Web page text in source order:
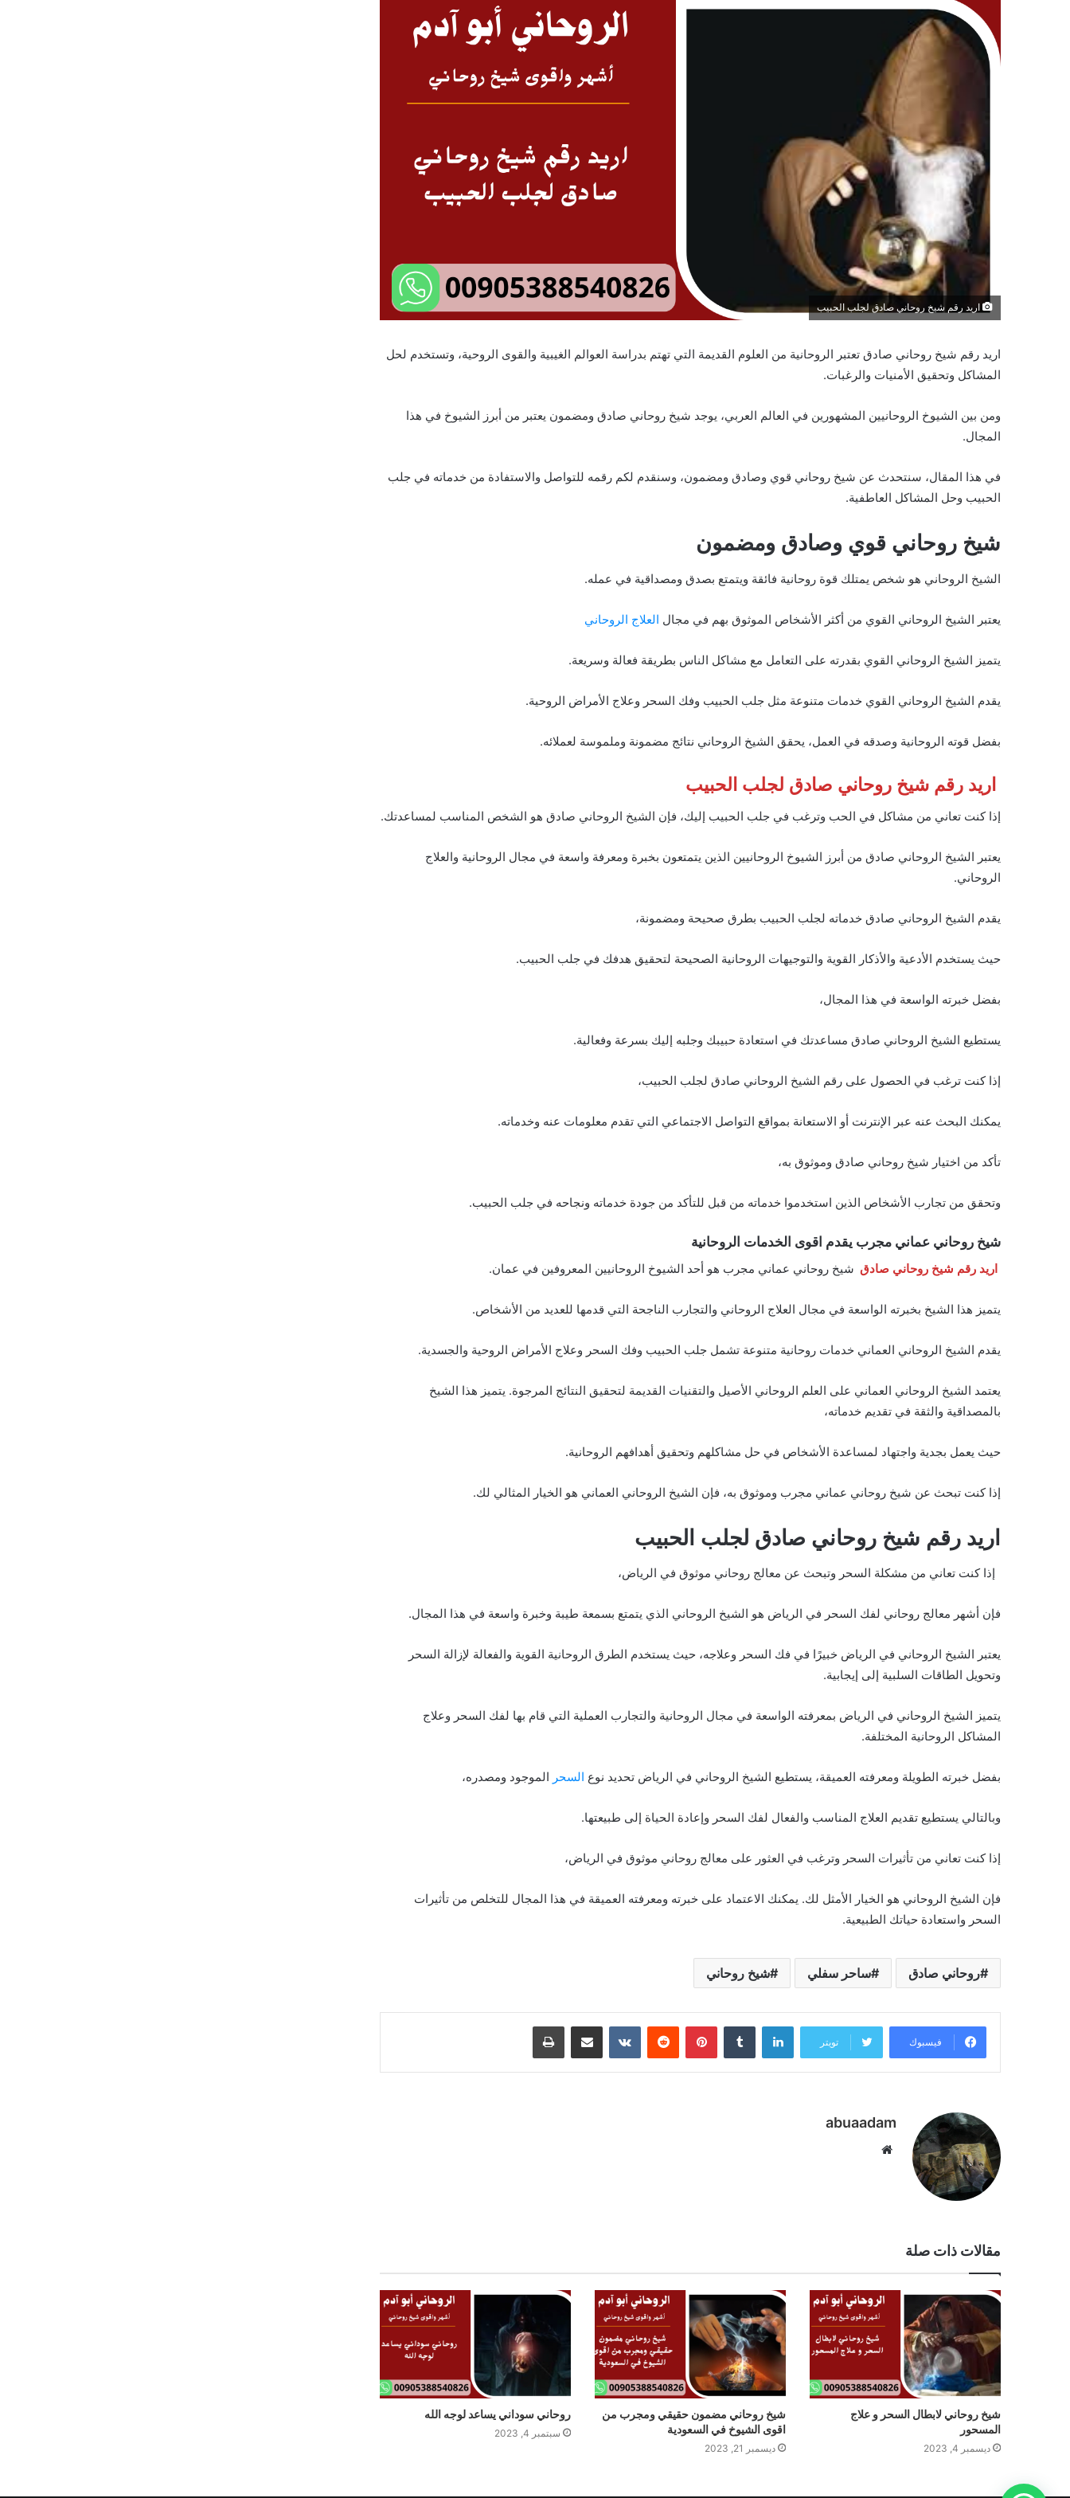
اريد رقم شيخ روحاني صادق لجلب الحبيب
اريد رقم شيخ روحاني صادق تعتبر الروحانية من العلوم القديمة التي تهتم بدراسة العوالم الغيبية والقوى الروحية، وتستخدم لحل
المشاكل وتحقيق الأمنيات والرغبات.
ومن بين الشيوخ الروحانيين المشهورين في العالم العربي، يوجد شيخ روحاني صادق ومضمون يعتبر من أبرز الشيوخ في هذا
المجال.
في هذا المقال، سنتحدث عن شيخ روحاني قوي وصادق ومضمون، وسنقدم لكم رقمه للتواصل والاستفادة من خدماته في جلب
الحبيب وحل المشاكل العاطفية.
شيخ روحاني قوي وصادق ومضمون
الشيخ الروحاني هو شخص يمتلك قوة روحانية فائقة ويتمتع بصدق ومصداقية في عمله.
يعتبر الشيخ الروحاني القوي من أكثر الأشخاص الموثوق بهم في مجال العلاج الروحاني
يتميز الشيخ الروحاني القوي بقدرته على التعامل مع مشاكل الناس بطريقة فعالة وسريعة.
يقدم الشيخ الروحاني القوي خدمات متنوعة مثل جلب الحبيب وفك السحر وعلاج الأمراض الروحية.
بفضل قوته الروحانية وصدقه في العمل، يحقق الشيخ الروحاني نتائج مضمونة وملموسة لعملائه.
اريد رقم شيخ روحاني صادق لجلب الحبيب
إذا كنت تعاني من مشاكل في الحب وترغب في جلب الحبيب إليك، فإن الشيخ الروحاني صادق هو الشخص المناسب لمساعدتك.
يعتبر الشيخ الروحاني صادق من أبرز الشيوخ الروحانيين الذين يتمتعون بخبرة ومعرفة واسعة في مجال الروحانية والعلاج
الروحاني.
يقدم الشيخ الروحاني صادق خدماته لجلب الحبيب بطرق صحيحة ومضمونة،
حيث يستخدم الأدعية والأذكار القوية والتوجيهات الروحانية الصحيحة لتحقيق هدفك في جلب الحبيب.
بفضل خبرته الواسعة في هذا المجال،
يستطيع الشيخ الروحاني صادق مساعدتك في استعادة حبيبك وجلبه إليك بسرعة وفعالية.
إذا كنت ترغب في الحصول على رقم الشيخ الروحاني صادق لجلب الحبيب،
يمكنك البحث عنه عبر الإنترنت أو الاستعانة بمواقع التواصل الاجتماعي التي تقدم معلومات عنه وخدماته.
تأكد من اختيار شيخ روحاني صادق وموثوق به،
وتحقق من تجارب الأشخاص الذين استخدموا خدماته من قبل للتأكد من جودة خدماته ونجاحه في جلب الحبيب.
شيخ روحاني عماني مجرب يقدم اقوى الخدمات الروحانية
اريد رقم شيخ روحاني صادق شيخ روحاني عماني مجرب هو أحد الشيوخ الروحانيين المعروفين في عمان.
يتميز هذا الشيخ بخبرته الواسعة في مجال العلاج الروحاني والتجارب الناجحة التي قدمها للعديد من الأشخاص.
يقدم الشيخ الروحاني العماني خدمات روحانية متنوعة تشمل جلب الحبيب وفك السحر وعلاج الأمراض الروحية والجسدية.
يعتمد الشيخ الروحاني العماني على العلم الروحاني الأصيل والتقنيات القديمة لتحقيق النتائج المرجوة. يتميز هذا الشيخ
بالمصداقية والثقة في تقديم خدماته،
حيث يعمل بجدية واجتهاد لمساعدة الأشخاص في حل مشاكلهم وتحقيق أهدافهم الروحانية.
إذا كنت تبحث عن شيخ روحاني عماني مجرب وموثوق به، فإن الشيخ الروحاني العماني هو الخيار المثالي لك.
اريد رقم شيخ روحاني صادق لجلب الحبيب
إذا كنت تعاني من مشكلة السحر وتبحث عن معالج روحاني موثوق في الرياض،
فإن أشهر معالج روحاني لفك السحر في الرياض هو الشيخ الروحاني الذي يتمتع بسمعة طيبة وخبرة واسعة في هذا المجال.
يعتبر الشيخ الروحاني في الرياض خبيرًا في فك السحر وعلاجه، حيث يستخدم الطرق الروحانية القوية والفعالة لإزالة السحر
وتحويل الطاقات السلبية إلى إيجابية.
يتميز الشيخ الروحاني في الرياض بمعرفته الواسعة في مجال الروحانية والتجارب العملية التي قام بها لفك السحر وعلاج
المشاكل الروحانية المختلفة.
بفضل خبرته الطويلة ومعرفته العميقة، يستطيع الشيخ الروحاني في الرياض تحديد نوع السحر الموجود ومصدره،
وبالتالي يستطيع تقديم العلاج المناسب والفعال لفك السحر وإعادة الحياة إلى طبيعتها.
إذا كنت تعاني من تأثيرات السحر وترغب في العثور على معالج روحاني موثوق في الرياض،
فإن الشيخ الروحاني هو الخيار الأمثل لك. يمكنك الاعتماد على خبرته ومعرفته العميقة في هذا المجال للتخلص من تأثيرات
السحر واستعادة حياتك الطبيعية.
روحاني صادق ساحر سفلي شيخ روحاني
فيسبوك تويتر
لينكدإن بينتيريست مشاركة عبر البريد طباعة
abuaadam
مقالات ذات صلة
شيخ روحاني لابطال السحر و علاج
المسحور
ديسمبر 4, 2023
شيخ روحاني مضمون حقيقي ومجرب من
اقوى الشيوخ في السعودية
ديسمبر 21, 2023
روحاني سوداني يساعد لوجه الله
سبتمبر 4, 2023